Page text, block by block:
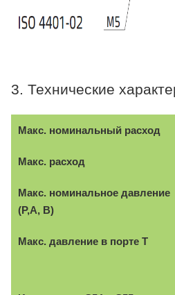
3. Технические
Макс. номинальный расход
Макс. расход
Макс. номинальное давление
(P,A, B)
Макс. давление в порте T